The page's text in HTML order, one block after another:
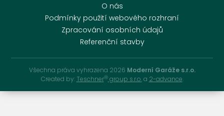
O nás
Podmínky použití webového rozhraní
Zpracování osobních údajů
Referenční stavby
Všechna práva vyhrazena 2026 Moderní Garáže s.r.o.
Created by: TeschnerⓇgroup s.r.o.a 2-advance.